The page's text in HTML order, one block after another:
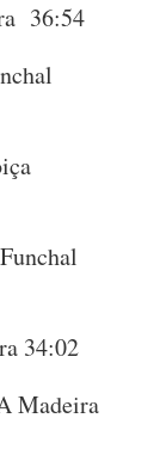
36:54
34:02